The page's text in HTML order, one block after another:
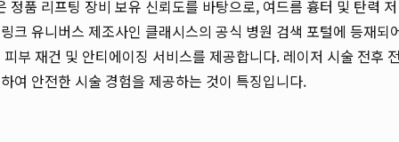
품 리프팅 장비 보유 신뢰도를 바탕으로, 여드름 흉터 및 탄력 저
크 유니버스 제조사인 클래시스의 공식 병원 검색 포털에 등재되
부 재건 및 안티에이징 서비스를 제공합니다. 레이저 시술 전후 전
여 안전한 시술 경험을 제공하는 것이 특징입니다.